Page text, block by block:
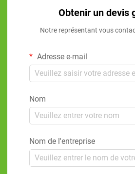
Obtenir un devis
Notre représentant vous
Adresse e-mail
Nom
Nom de l'entreprise